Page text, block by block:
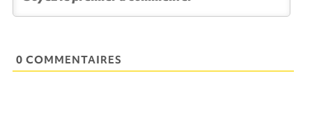
0 COMMENTAIRES